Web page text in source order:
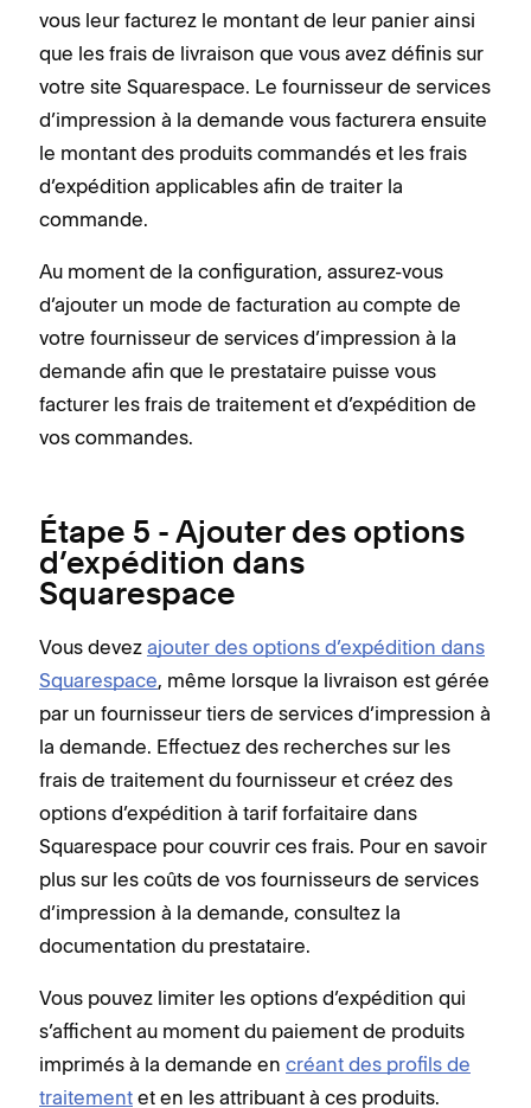
vous leur facturez le montant de leur panier ainsi
que les frais de livraison que vous avez définis sur
votre site Squarespace. Le fournisseur de services
d’impression à la demande vous facturera ensuite
le montant des produits commandés et les frais
d’expédition applicables afin de traiter la
commande.
Au moment de la configuration, assurez-vous
d’ajouter un mode de facturation au compte de
votre fournisseur de services d’impression à la
demande afin que le prestataire puisse vous
facturer les frais de traitement et d’expédition de
vos commandes.
Étape 5 - Ajouter des options
d’expédition dans
Squarespace
Vous devez ajouter des options d’expédition dans
Squarespace, même lorsque la livraison est gérée
par un fournisseur tiers de services d’impression à
la demande. Effectuez des recherches sur les
frais de traitement du fournisseur et créez des
options d’expédition à tarif forfaitaire dans
Squarespace pour couvrir ces frais. Pour en savoir
plus sur les coûts de vos fournisseurs de services
d’impression à la demande, consultez la
documentation du prestataire.
Vous pouvez limiter les options d’expédition qui
s’affichent au moment du paiement de produits
imprimés à la demande en créant des profils de
traitement et en les attribuant à ces produits.